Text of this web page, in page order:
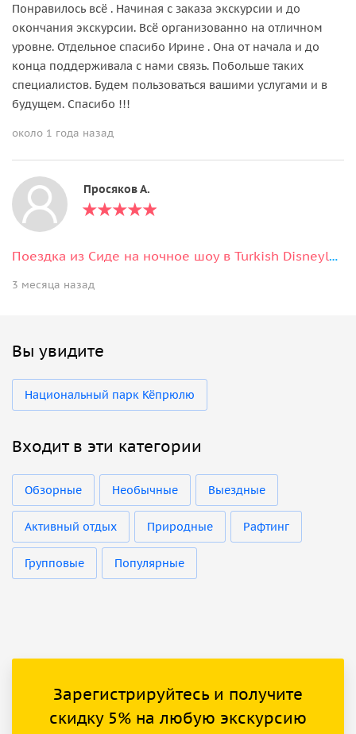
Понравилось всё . Начиная с заказа экскурсии и до
окончания экскурсии. Всё организованно на отличном
уровне. Отдельное спасибо Ирине . Она от начала и до
конца поддерживала с нами связь. Побольше таких
специалистов. Будем пользоваться вашими услугами и в
будущем. Спасибо !!!
около 1 года назад
Просяков А.
Поездка из Сиде на ночное шоу в Turkish Disneyland (Land of Legends).
3 месяца назад
Вы увидите
Национальный парк Кёпрюлю
Входит в эти категории
Обзорные Необычные Выездные
Активный отдых Природные Рафтинг
Групповые Популярные
Зарегистрируйтесь и получите
скидку 5% на любую экскурсию